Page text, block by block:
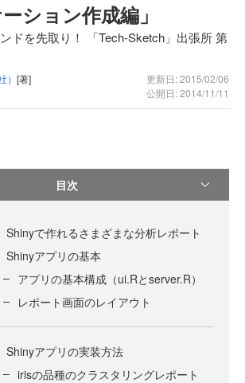
ション作成編」
ドを先取り！ 「Tech-Sketch」出張所 第
） [著]
更新日: 2015/02/06
公開日: 2014/11/11
目次
Shinyで作れるさまざまな分析レポート
Shinyアプリの基本
アプリの基本構成（ui.Rとserver.R）
レポート画面のレイアウト
Shinyアプリの実装方法
irisの品種のクラスタリングレポート